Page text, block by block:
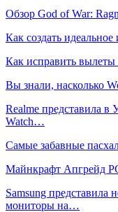
Обзор God of War:
Как создать
Как исправить
Вы знали, насколько
Realme представила в
Watch…
Самые забавные
Майнкрафт Апгрейд
Samsung представила
мониторы на…